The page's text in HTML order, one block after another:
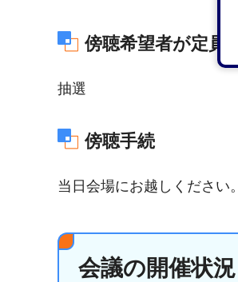
傍聴希望者が定員
抽選
傍聴手続
当日会場にお越しください。
会議の開催状況